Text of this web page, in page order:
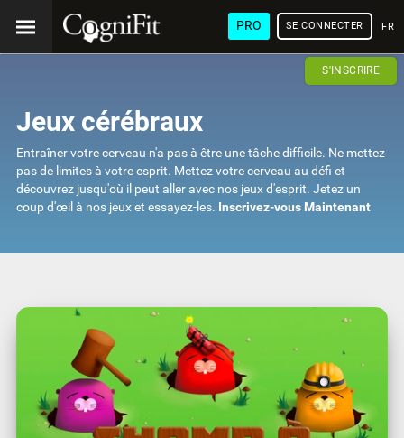
PRO SE CONNECTER
S'INSCRIRE
Jeux cérébraux
Entraîner votre cerveau n'a pas à être une tâche difficile. Ne mettez
pas de limites à votre esprit. Mettez votre cerveau au défi et
découvrez jusqu'où il peut aller avec nos jeux d'esprit. Jetez un
coup d'œil à nos jeux et essayez-les. Inscrivez-vous Maintenant